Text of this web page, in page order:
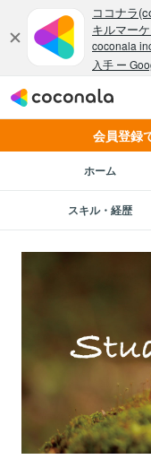
会員登録
ホーム
スキル・経歴